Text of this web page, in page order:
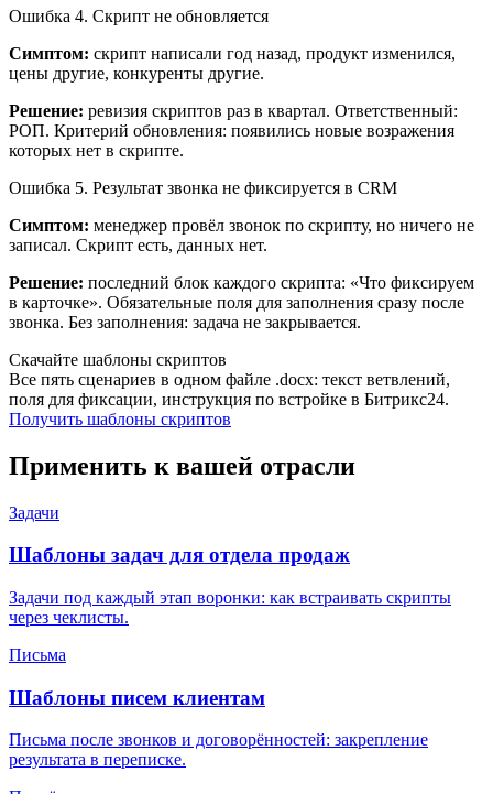
Ошибка 4. Скрипт не обновляется
Симптом: скрипт написали год назад, продукт изменился,
цены другие, конкуренты другие.
Решение: ревизия скриптов раз в квартал. Ответственный:
РОП. Критерий обновления: появились новые возражения
которых нет в скрипте.
Ошибка 5. Результат звонка не фиксируется в CRM
Симптом: менеджер провёл звонок по скрипту, но ничего не
записал. Скрипт есть, данных нет.
Решение: последний блок каждого скрипта: «Что фиксируем
в карточке». Обязательные поля для заполнения сразу после
звонка. Без заполнения: задача не закрывается.
Скачайте шаблоны скриптов
Все пять сценариев в одном файле .docx: текст ветвлений,
поля для фиксации, инструкция по встройке в Битрикс24.
Получить шаблоны скриптов
Применить к вашей отрасли
Задачи
Шаблоны задач для отдела продаж
Задачи под каждый этап воронки: как встраивать скрипты
через чеклисты.
Письма
Шаблоны писем клиентам
Письма после звонков и договорённостей: закрепление
результата в переписке.